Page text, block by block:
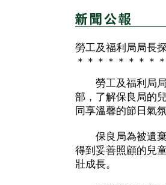
勞工及福利局局長
＊＊＊＊＊＊＊＊
勞工及福利局局
部，了解保良局的
同享溫馨的節日氣氛
保良局為被遺棄
得到妥善照顧的兒
壯成長。